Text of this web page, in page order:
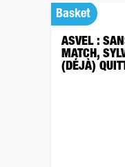
Basket
ASVEL :
MATCH,
(DÉJÀ)